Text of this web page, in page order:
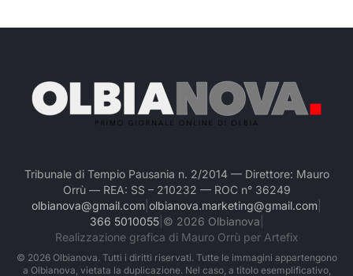
Tribunale di Tempio Pausania n. 2/2014 — Direttore: Mauro
Orrù — REA: SS – 210232 — ROC n° 36249
olbianova@gmail.com olbianova.marketing@gmail.com
366 5010055| © 2026 Olbianova
Realizzazione grafica di Mauro Orrù per Artefix
© 2026Olbianova. Tutti i diritti riservati. Tutte le immagini appartengono
a Olbianova, vietata la duplicazione. Nel caso, a titolo esemplificativo,